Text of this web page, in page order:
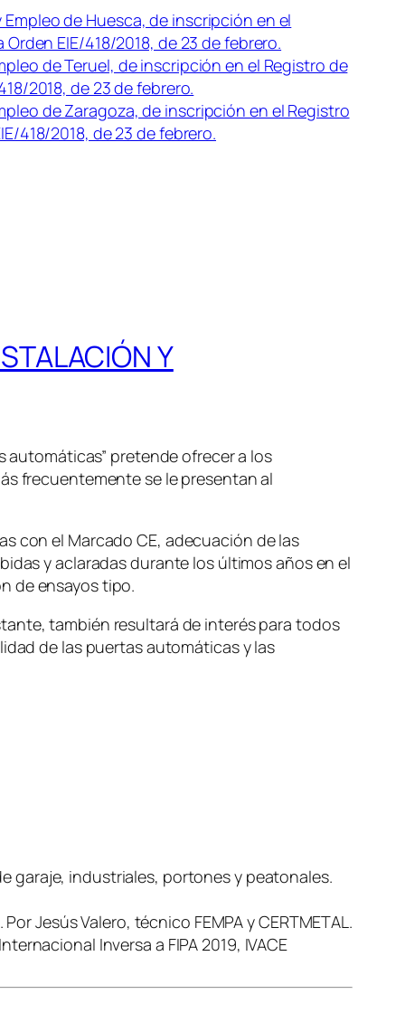
Empleo de Huesca, de inscripción en el
EIE/418/2018, de 23 de febrero.
de Teruel, de inscripción en el Registro de
2018, de 23 de febrero.
de Zaragoza, de inscripción en el Registro
418/2018, de 23 de febrero.
Y
automáticas” pretende ofrecer a los
frecuentemente se le presentan al
con el Marcado CE, adecuación de las
y aclaradas durante los últimos años en el
de ensayos tipo.
también resultará de interés para todos
de las puertas automáticas y las
garaje, industriales, portones y peatonales.
Jesús Valero, técnico FEMPA y CERTMETAL.
Inversa a FIPA 2019, IVACE